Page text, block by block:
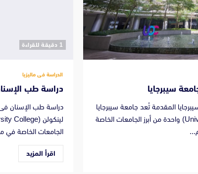
سيبرجايا
المقدمة تُعد جامعة سيبرجايا
(University of Cyberjaya – UoC) واحدة من أبرز الجامعات الخاصة
‫1 دقيقة للقراءة
الدراسة فى ماليزيا
دراسة طب
دراسة طب الإسنان
الجامعات الخاصة في
اقرأ المزيد